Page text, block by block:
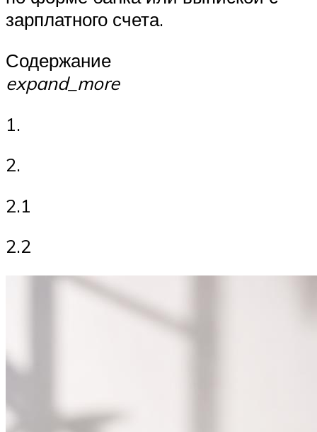
зарплатного счета.
Содержание
expand_more
1.
2.
2.1
2.2